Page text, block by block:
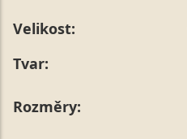
Velikost:
Tvar:
Rozměry: